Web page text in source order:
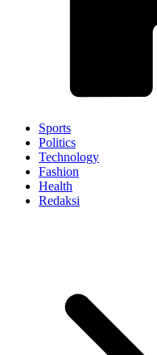
Sports
Politics
Technology
Fashion
Health
Redaksi